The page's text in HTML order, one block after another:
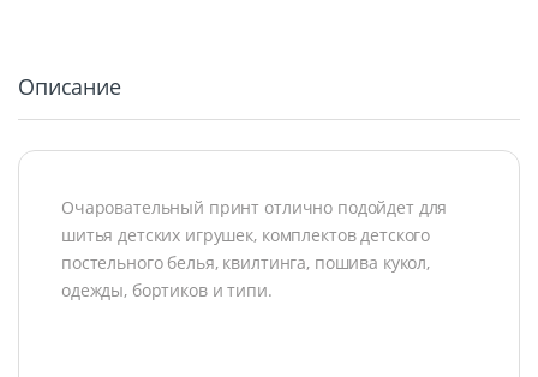
Описание
Очаровательный принт отлично подойдет для
шитья детских игрушек, комплектов детского
постельного белья, квилтинга, пошива кукол,
одежды, бортиков и типи.